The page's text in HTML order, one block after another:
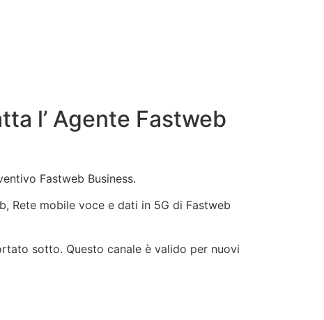
l’ Agente Fastweb
Fastweb Business.
Rete mobile voce e dati in 5G di Fastweb
sotto. Questo canale è valido per nuovi